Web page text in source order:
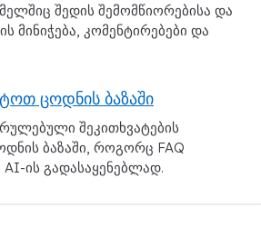
შედის შემომწიორებისა და
მინიჭება, კომენტირებები და
ცოდნის ბაზაში
შეკითხვატების
ბაზაში, როგორც FAQ
ის გადასაყენებლად.